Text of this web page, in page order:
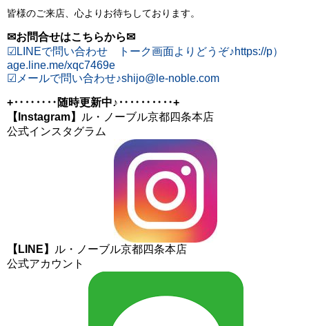
皆様のご来店、心よりお待ちしております。
✉お問合せはこちらから✉
☑︎LINEで問い合わせ トーク画面よりどうぞ♪https://p）
age.line.me/xqc7469e
☑︎メールで問い合わせ♪shijo@le-noble.com
+‥‥‥‥随時更新中♪‥‥‥‥‥+
【Instagram】
ル・ノーブル京都四条本店
公式インスタグラム
【LINE】
ル・ノーブル京都四条本店
公式アカウント